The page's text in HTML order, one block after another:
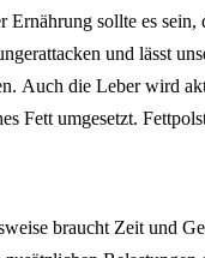
sollte es
und lässt
Auch die Leber wird
Fett umgesetzt.
braucht Zeit und